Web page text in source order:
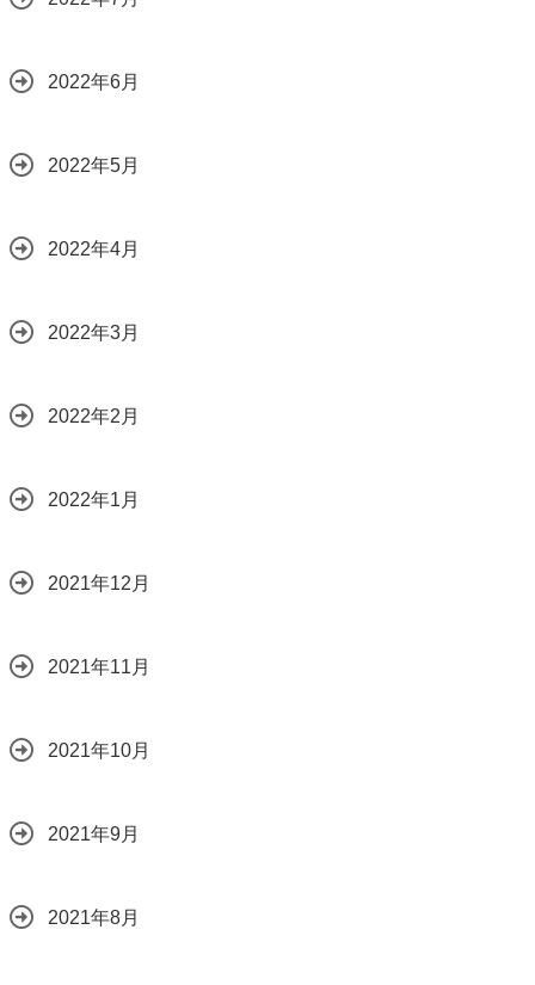
2022年6月
2022年5月
2022年4月
2022年3月
2022年2月
2022年1月
2021年12月
2021年11月
2021年10月
2021年9月
2021年8月